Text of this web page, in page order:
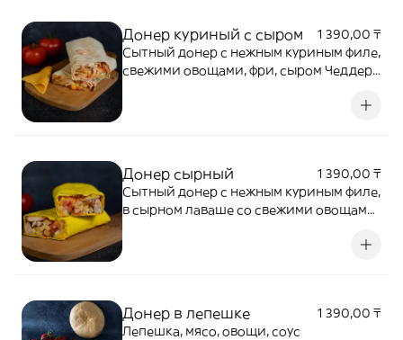
Донер куриный с сыром
1 390,00 ₸
Сытный донер с нежным куриным филе,
свежими овощами, фри, сыром Чеддер
Донер сырный
1 390,00 ₸
Сытный донер с нежным куриным филе,
в сырном лаваше со свежими овощами,
Донер в лепешке
1 390,00 ₸
Лепешка, мясо, овощи, соус